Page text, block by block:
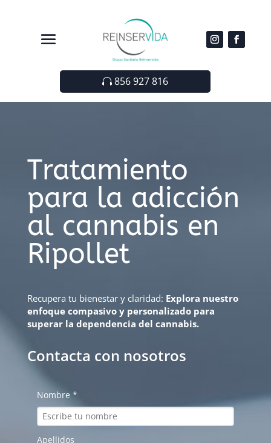
856 927 816
Tratamiento
para la adicción
al cannabis en
Ripollet
Recupera tu bienestar y claridad: Explora nuestro
enfoque compasivo y personalizado para
superar la dependencia del cannabis.
Contacta con nosotros